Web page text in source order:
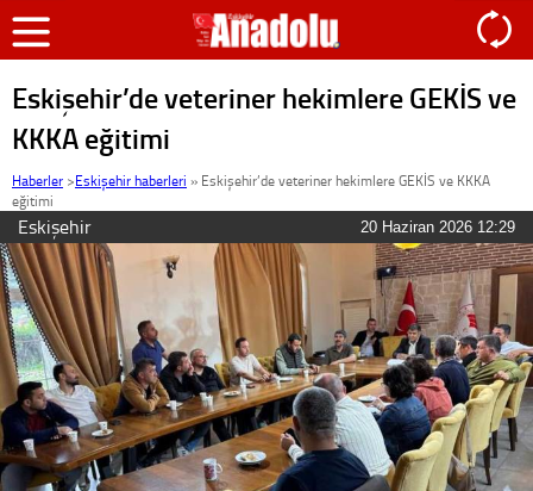
Eskişehir’de veteriner hekimlere GEKİS ve
KKKA eğitimi
Haberler >Eskişehir haberleri » Eskişehir’de veteriner hekimlere GEKİS ve KKKA
eğitimi
Eskişehir 20 Haziran 2026 12:29